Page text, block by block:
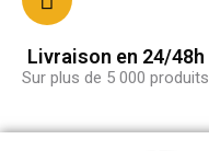
Livraison en 24/48h
Sur plus de 5 000 produits